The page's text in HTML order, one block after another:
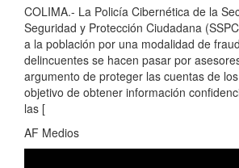
COLIMA.- La Policía Cibernética de la
Seguridad y Protección Ciudadana
a la población por una modalidad de
delincuentes se hacen pasar por
argumento de proteger las cuentas de
objetivo de obtener información
las [
AF Medios